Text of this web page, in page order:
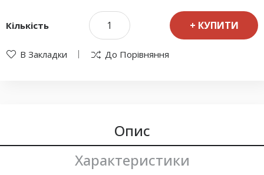
Кількість КУПИТИ
В Закладки До Порівняння
Опис
Характеристики